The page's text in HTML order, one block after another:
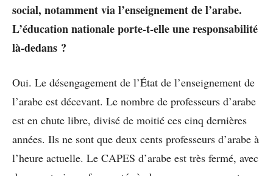
social, notamment via l’enseignement de l’arabe.
L’éducation nationale porte-t-elle une responsabilité
là-dedans ?
Oui. Le désengagement de l’État de l’enseignement de
l’arabe est décevant. Le nombre de professeurs d’arabe
est en chute libre, divisé de moitié ces cinq dernières
années. Ils ne sont que deux cents professeurs d’arabe à
l’heure actuelle. Le CAPES d’arabe est très fermé, avec